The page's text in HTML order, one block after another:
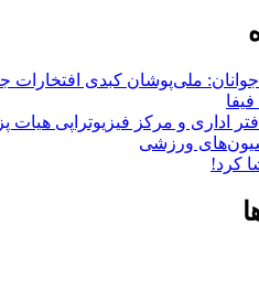
ملی‌پوشان کبدی افتخارات
اداری و مرکز فیزیوتراپی هیات
ورزشی
کرد!